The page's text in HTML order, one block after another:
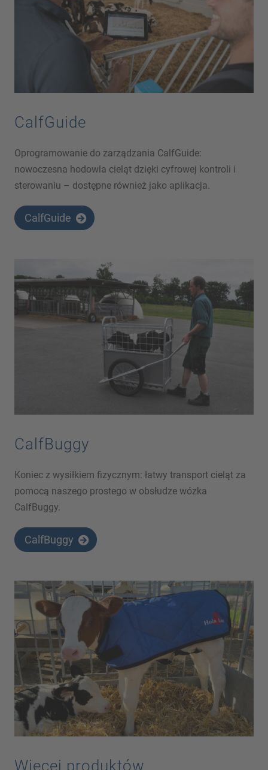
CalfGuide
Oprogramowanie do zarządzania CalfGuide:
nowoczesna hodowla cieląt dzięki cyfrowej kontroli i
sterowaniu – dostępne również jako aplikacja.
CalfGuide
CalfBuggy
Koniec z wysiłkiem fizycznym: łatwy transport cieląt za
pomocą naszego prostego w obsłudze wózka
CalfBuggy.
CalfBuggy
Więcej produktów